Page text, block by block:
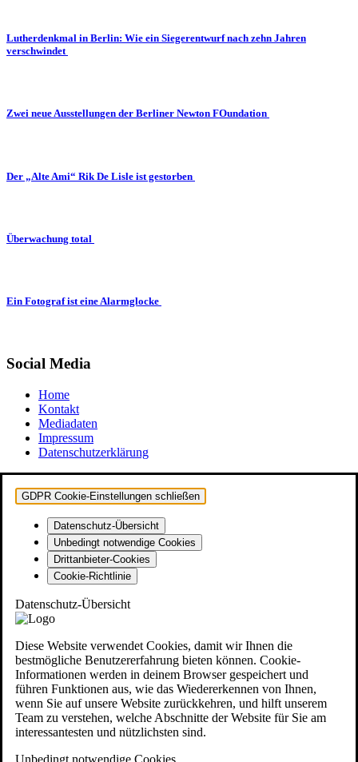
Lutherdenkmal in Berlin: Wie ein Siegerentwurf nach zehn Jahren
verschwindet
Zwei neue Ausstellungen der Berliner Newton FOundation
Der „Alte Ami“ Rik De Lisle ist gestorben
Überwachung total
Ein Fotograf ist eine Alarmglocke
Social Media
Home
Kontakt
Mediadaten
Impressum
Datenschutzerklärung
GDPR Cookie-Einstellungen schließen
Datenschutz-Übersicht
Unbedingt notwendige Cookies
Drittanbieter-Cookies
Cookie-Richtlinie
Datenschutz-Übersicht
Diese Website verwendet Cookies, damit wir Ihnen die
bestmögliche Benutzererfahrung bieten können. Cookie-
Informationen werden in deinem Browser gespeichert und
führen Funktionen aus, wie das Wiedererkennen von Ihnen,
wenn Sie auf unsere Website zurückkehren, und hilft unserem
Team zu verstehen, welche Abschnitte der Website für Sie am
interessantesten und nützlichsten sind.
Unbedingt notwendige Cookies